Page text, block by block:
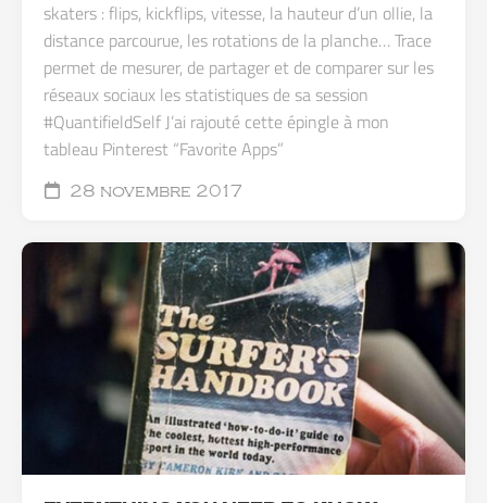
skaters : flips, kickflips, vitesse, la hauteur d’un ollie, la
distance parcourue, les rotations de la planche… Trace
permet de mesurer, de partager et de comparer sur les
réseaux sociaux les statistiques de sa session
#QuantifieldSelf J’ai rajouté cette épingle à mon
tableau Pinterest “Favorite Apps”
28 novembre 2017